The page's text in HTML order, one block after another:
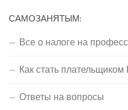
САМОЗАНЯТЫМ:
Все о налоге на
Как стать
Ответы на вопросы